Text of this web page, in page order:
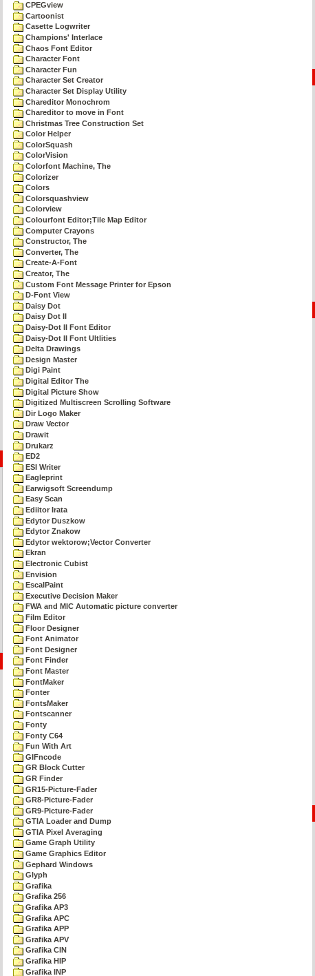
CPEGview
Cartoonist
Casette Logwriter
Champions' Interlace
Chaos Font Editor
Character Font
Character Fun
Character Set Creator
Character Set Display Utility
Chareditor Monochrom
Chareditor to move in Font
Christmas Tree Construction Set
Color Helper
ColorSquash
ColorVision
Colorfont Machine, The
Colorizer
Colors
Colorsquashview
Colorview
Colourfont Editor;Tile Map Editor
Computer Crayons
Constructor, The
Converter, The
Create-A-Font
Creator, The
Custom Font Message Printer for Epson
D-Font View
Daisy Dot
Daisy Dot II
Daisy-Dot II Font Editor
Daisy-Dot II Font Ultlities
Delta Drawings
Design Master
Digi Paint
Digital Editor The
Digital Picture Show
Digitized Multiscreen Scrolling Software
Dir Logo Maker
Draw Vector
Drawit
Drukarz
ED2
ESI Writer
Eagleprint
Earwigsoft Screendump
Easy Scan
Ediitor Irata
Edytor Duszkow
Edytor Znakow
Edytor wektorow;Vector Converter
Ekran
Electronic Cubist
Envision
EscalPaint
Executive Decision Maker
FWA and MIC Automatic picture converter
Film Editor
Floor Designer
Font Animator
Font Designer
Font Finder
Font Master
FontMaker
Fonter
FontsMaker
Fontscanner
Fonty
Fonty C64
Fun With Art
GIFncode
GR Block Cutter
GR Finder
GR15-Picture-Fader
GR8-Picture-Fader
GR9-Picture-Fader
GTIA Loader and Dump
GTIA Pixel Averaging
Game Graph Utility
Game Graphics Editor
Gephard Windows
Glyph
Grafika
Grafika 256
Grafika AP3
Grafika APC
Grafika APP
Grafika APV
Grafika CIN
Grafika HIP
Grafika INP